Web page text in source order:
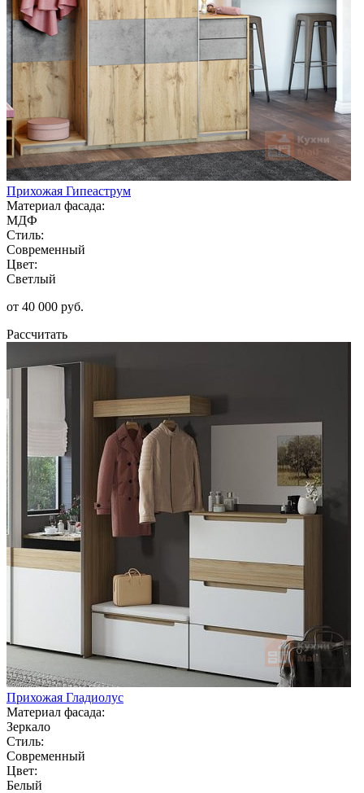
Прихожая Гипеаструм
Материал фасада:
МДФ
Стиль:
Современный
Цвет:
Светлый
от 40 000 руб.
Рассчитать
Прихожая Гладиолус
Материал фасада:
Зеркало
Стиль:
Современный
Цвет:
Белый